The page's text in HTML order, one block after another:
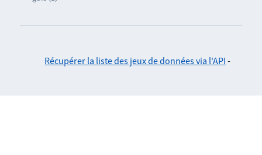
Récupérer la liste des jeux de données via l'API -